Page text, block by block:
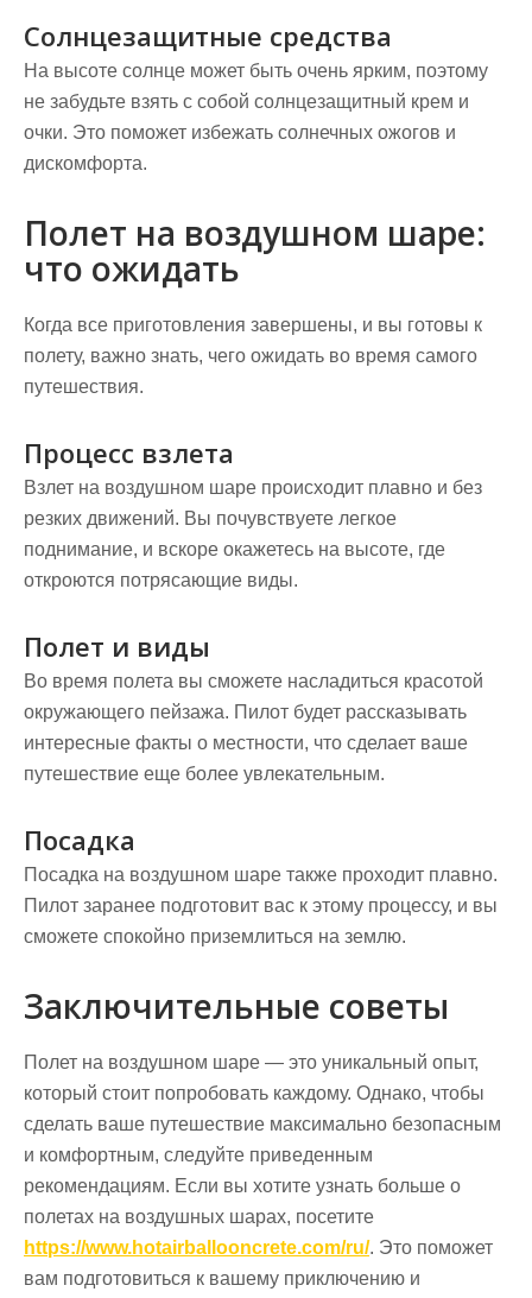
Солнцезащитные средства
На высоте солнце может быть очень ярким, поэтому
не забудьте взять с собой солнцезащитный крем и
очки. Это поможет избежать солнечных ожогов и
дискомфорта.
Полет на воздушном шаре:
что ожидать
Когда все приготовления завершены, и вы готовы к
полету, важно знать, чего ожидать во время самого
путешествия.
Процесс взлета
Взлет на воздушном шаре происходит плавно и без
резких движений. Вы почувствуете легкое
поднимание, и вскоре окажетесь на высоте, где
откроются потрясающие виды.
Полет и виды
Во время полета вы сможете насладиться красотой
окружающего пейзажа. Пилот будет рассказывать
интересные факты о местности, что сделает ваше
путешествие еще более увлекательным.
Посадка
Посадка на воздушном шаре также проходит плавно.
Пилот заранее подготовит вас к этому процессу, и вы
сможете спокойно приземлиться на землю.
Заключительные советы
Полет на воздушном шаре — это уникальный опыт,
который стоит попробовать каждому. Однако, чтобы
сделать ваше путешествие максимально безопасным
и комфортным, следуйте приведенным
рекомендациям. Если вы хотите узнать больше о
полетах на воздушных шарах, посетите
https://www.hotairballooncrete.com/ru/. Это поможет
вам подготовиться к вашему приключению и